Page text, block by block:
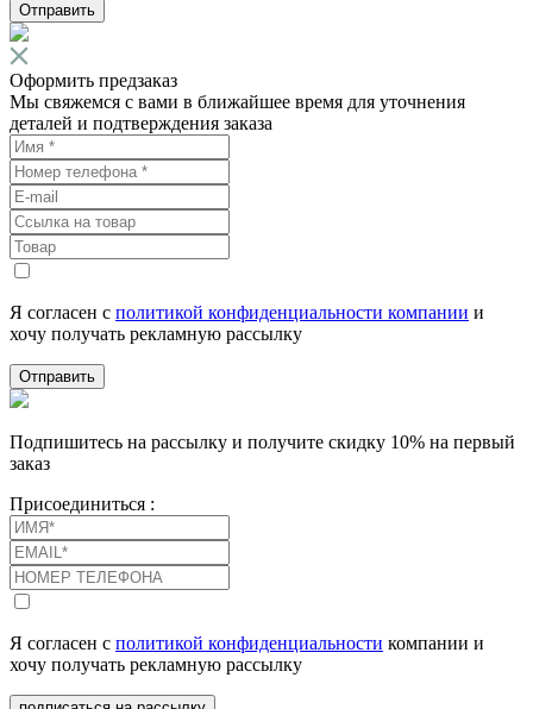
Отправить
Оформить предзаказ
Мы свяжемся с вами в ближайшее время для уточнения
деталей и подтверждения заказа
Я согласен с политикой конфиденциальности компании и
хочу получать рекламную рассылку
Отправить
Подпишитесь на рассылку и получите скидку 10% на первый
заказ
Присоединиться :
Я согласен с политикой конфиденциальности компании и
хочу получать рекламную рассылку